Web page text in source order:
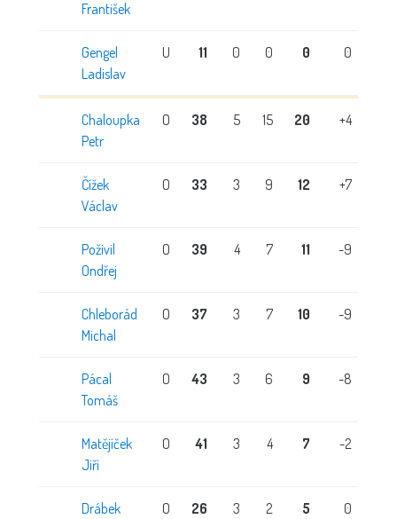
František
Gengel
Ladislav
U 11 0 0 0 0
Chaloupka
Petr
O 38 5 15 20 +4
Čížek
Václav
O 33 3 9 12 +7
Poživil
Ondřej
O 39 4 7 11 -9
Chleborád
Michal
O 37 3 7 10 -9
Pácal
Tomáš
O 43 3 6 9 -8
Matějíček
Jiří
O 41 3 4 7 -2
Drábek
O 26 3 2 5 0